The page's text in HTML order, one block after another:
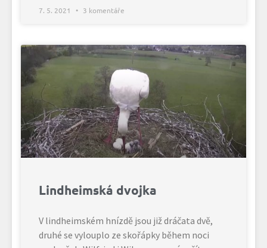
7. 5. 2021 3 komentáře
Lindheimská dvojka
V lindheimském hnízdě jsou již dráčata dvě,
druhé se vylouplo ze skořápky během noci